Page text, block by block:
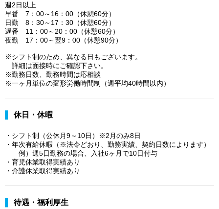
週2日以上
早番 7：00～16：00（休憩60分）
日勤 8：30～17：30（休憩60分）
遅番 11：00～20：00（休憩60分）
夜勤 17：00～翌9：00（休憩90分）
※シフト制のため、異なる日もございます。
詳細は面接時にご確認下さい。
※勤務日数、勤務時間は応相談
※一ヶ月単位の変形労働時間制（週平均40時間以内）
休日・休暇
・シフト制（公休月9～10日）※2月のみ8日
・年次有給休暇（※法令どおり、勤務実績、契約日数によります）
例）週5日勤務の場合、入社6ヶ月で10日付与
・育児休業取得実績あり
・介護休業取得実績あり
待遇・福利厚生